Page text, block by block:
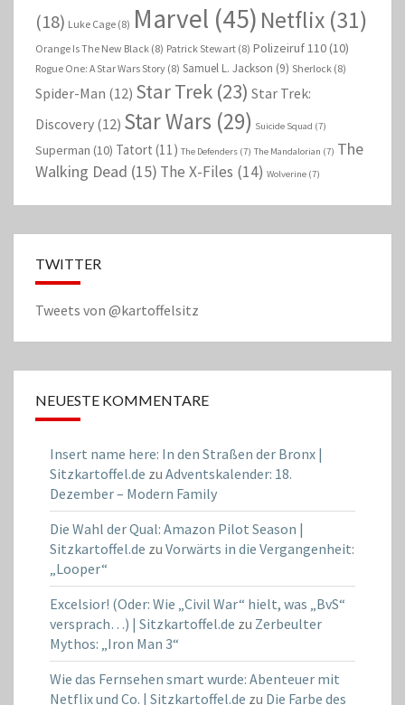
(18) Luke Cage (8) Marvel (45) Netflix (31)
Orange Is The New Black (8) Patrick Stewart (8) Polizeiruf 110 (10)
Rogue One: A Star Wars Story (8) Samuel L. Jackson (9) Sherlock (8)
Spider-Man (12) Star Trek (23) Star Trek:
Discovery (12) Star Wars (29) Suicide Squad (7)
Superman (10) Tatort (11) The Defenders (7) The Mandalorian (7) The
Walking Dead (15) The X-Files (14) Wolverine (7)
TWITTER
Tweets von @kartoffelsitz
NEUESTE KOMMENTARE
Insert name here: In den Straßen der Bronx |
Sitzkartoffel.de zu Adventskalender: 18.
Dezember – Modern Family
Die Wahl der Qual: Amazon Pilot Season |
Sitzkartoffel.de zu Vorwärts in die Vergangenheit:
„Looper“
Excelsior! (Oder: Wie „Civil War“ hielt, was „BvS“
versprach…) | Sitzkartoffel.de zu Zerbeulter
Mythos: „Iron Man 3“
Wie das Fernsehen smart wurde: Abenteuer mit
Netflix und Co. | Sitzkartoffel.de zu Die Farbe des